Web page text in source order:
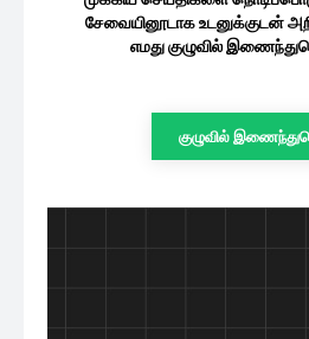
சேவையினூடாக உடனுக்குடன்
எமது குழுவில்
குழுவில்